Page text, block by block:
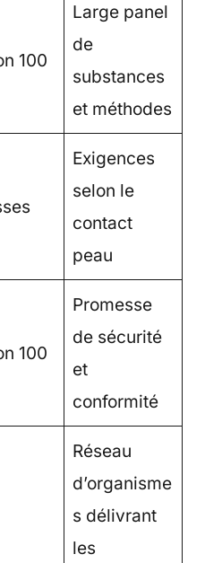
100
Large panel
de
substances
et méthodes
Exigences
selon le
contact
peau
100
Promesse
de sécurité
et
conformité
Réseau
d’organisme
s délivrant
les